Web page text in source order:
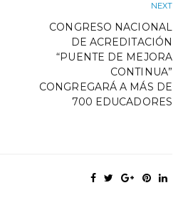
NEXT
CONGRESO NACIONAL
DE ACREDITACIÓN
“PUENTE DE MEJORA
CONTINUA”
CONGREGARÁ A MÁS DE
700 EDUCADORES